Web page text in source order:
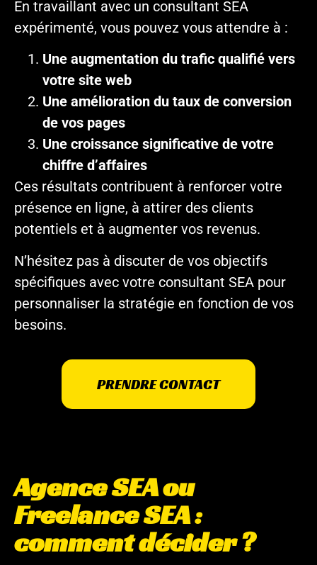
En travaillant avec un consultant SEA
expérimenté, vous pouvez vous attendre à :
Une augmentation du trafic qualifié vers
votre site web
Une amélioration du taux de conversion
de vos pages
Une croissance significative de votre
chiffre d’affaires
Ces résultats contribuent à renforcer votre
présence en ligne, à attirer des clients
potentiels et à augmenter vos revenus.
N’hésitez pas à discuter de vos objectifs
spécifiques avec votre consultant SEA pour
personnaliser la stratégie en fonction de vos
besoins.
PRENDRE CONTACT
Agence SEA ou
Freelance SEA :
comment décider ?